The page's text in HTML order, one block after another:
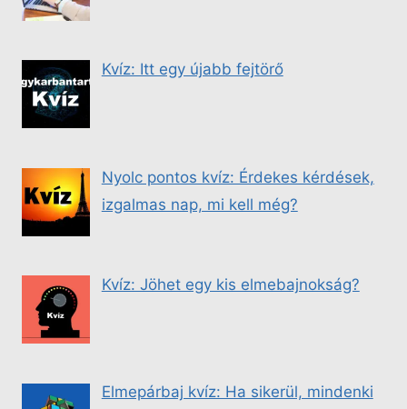
Kvíz: Itt egy újabb fejtörő
Nyolc pontos kvíz: Érdekes kérdések,
izgalmas nap, mi kell még?
Kvíz: Jöhet egy kis elmebajnokság?
Elmepárbaj kvíz: Ha sikerül, mindenki